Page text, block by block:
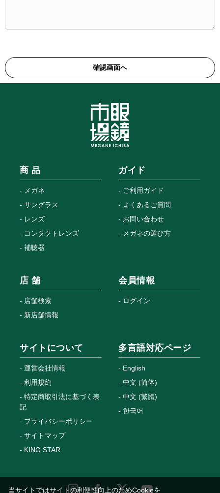
商 品
メガネ
サングラス
レンズ
コンタクトレンズ
補聴器
ガイド
ご利用ガイド
よくあるご質問
お問い合わせ
メガネの選び方
店 舗
店舗検索
新店舗情報
会員情報
ログイン
サイトについて
運営会社情報
利用規約
特定商取引法に基づく表
記
プライバシーポリシー
サイトマップ
KING STAR
多言語対応ページ
English
中文 (简体)
中文 (繁體)
한국어
当サイトではサイトの利便性向上のためCookieを